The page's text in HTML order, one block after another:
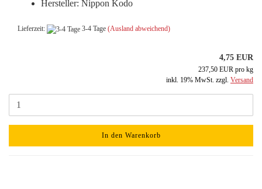
Hersteller: Nippon Kodo
Lieferzeit: 3-4 Tage (Ausland abweichend)
4,75 EUR
237,50 EUR pro kg
inkl. 19% MwSt. zzgl. Versand
In den Warenkorb